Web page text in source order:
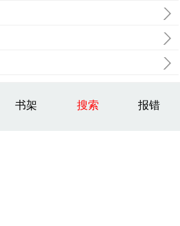
书架 搜索 报错